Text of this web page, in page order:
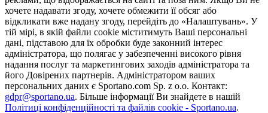
хочете надавати згоду, хочете обмежити її обсяг або
відкликати вже надану згоду, перейдіть до «Налаштувань». У
тій мірі, в якій файли cookie міститимуть Ваші персональні
дані, підставою для їх обробки буде законний інтерес
адміністратора, що полягає у забезпеченні високого рівня
надання послуг та маркетингових заходів адміністратора та
його Довірених партнерів. Адміністратором ваших
персональних даних є Sportano.com Sp. z o.o. Контакт:
gdpr@sportano.ua. Більше інформації Ви знайдете в нашій
Політиці конфіденційності та файлів cookie - Sportano.ua.